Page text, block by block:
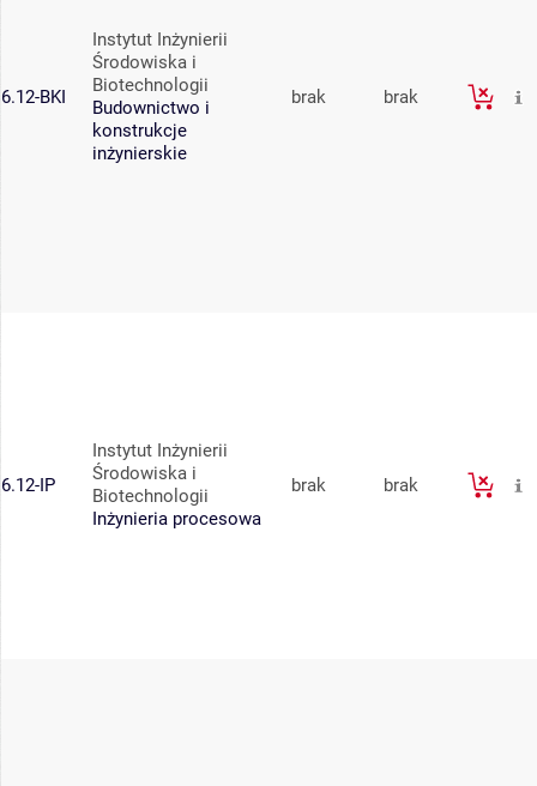
6.12-BKI
Instytut Inżynierii
Środowiska i
Biotechnologii
Budownictwo i
konstrukcje
inżynierskie
brak brak
6.12-IP
Instytut Inżynierii
Środowiska i
Biotechnologii
Inżynieria procesowa
brak brak